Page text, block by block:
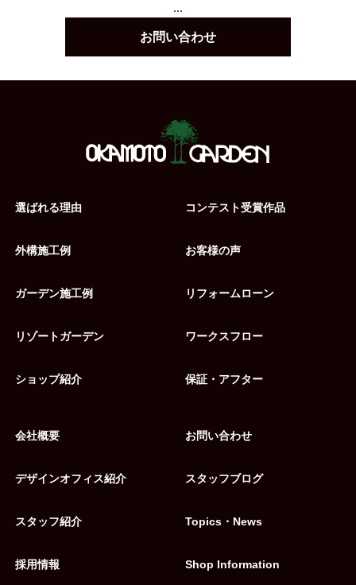
...
お問い合わせ
選ばれる理由
外構施工例
ガーデン施工例
リゾートガーデン
ショップ紹介
コンテスト受賞作品
お客様の声
リフォームローン
ワークスフロー
保証・アフター
会社概要
デザインオフィス紹介
スタッフ紹介
採用情報
お問い合わせ
スタッフブログ
Topics・News
Shop Information